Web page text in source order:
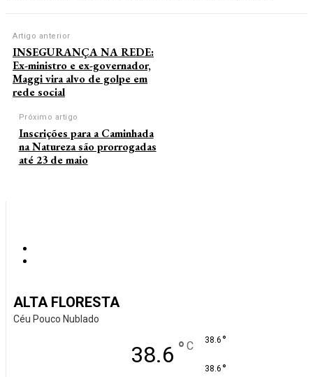
Artigo anterior
INSEGURANÇA NA REDE:
Ex-ministro e ex-governador,
Maggi vira alvo de golpe em
rede social
Próximo artigo
Inscrições para a Caminhada
na Natureza são prorrogadas
até 23 de maio
ALTA FLORESTA
Céu Pouco Nublado
38.6 ° C 38.6 °
38.6 °